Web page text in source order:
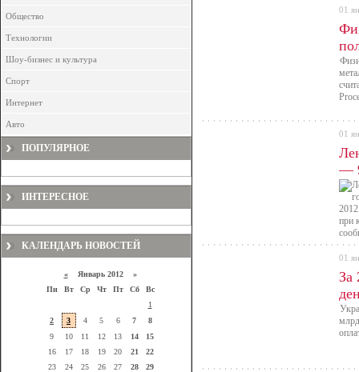
Общество
Технологии
Шоу-бизнес и культура
Спорт
Интернет
Авто
ПОПУЛЯРНОЕ
ИНТЕРЕСНОЕ
КАЛЕНДАРЬ НОВОСТЕЙ
«Январь 2012 »
Пн
Вт Ср Чт Пт Сб
Вс
1
2
3 4 5 6 7
8
9
10 11 12 13 14
15
16
17 18 19 20 21
22
23
24 25 26 27 28
29
01
—
при
01
За
01